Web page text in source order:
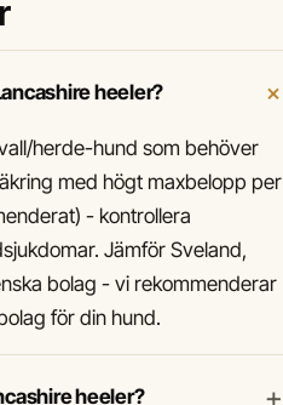
heeler?
herde-hund som behöver
med högt maxbelopp per
- kontrollera
Jämför Sveland,
bolag - vi rekommenderar
för din hund.
heeler? +